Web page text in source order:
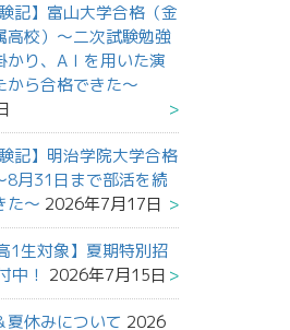
記】富山大学合格（金
高校）～二次試験勉強
かり、AＩを用いた演
から合格できた～
記】明治学院大学合格
8月31日まで部活を続
た～ 2026年7月17日
1生対象】夏期特別招
中！ 2026年7月15日
夏休みについて 2026